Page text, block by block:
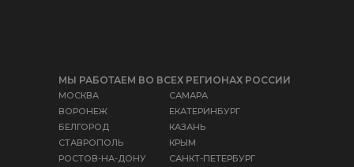
МЫ РАБОТАЕМ ВО ВСЕХ РЕГИОНАХ РОССИИ
МОСКВА
САМАРА
ВОРОНЕЖ
ЕКАТЕРИНБУРГ
БЕЛГОРОД
КАЗАНЬ
СТАВРОПОЛЬ
КРЫМ
РОСТОВ-НА-ДОНУ
САНКТ-ПЕТЕРБУРГ